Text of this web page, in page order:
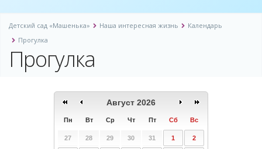
Детский сад «Машенька» Наша интересная жизнь
Календарь
Прогулка
Прогулка
Август 2026
Пн Вт Ср Чт Пт Сб Вс
27 28 29 30 31 1 2